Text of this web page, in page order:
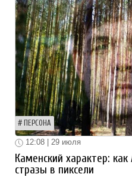
ПЕРСОНА
12:08 | 29 июля
Каменский характер:
стразы в пиксели